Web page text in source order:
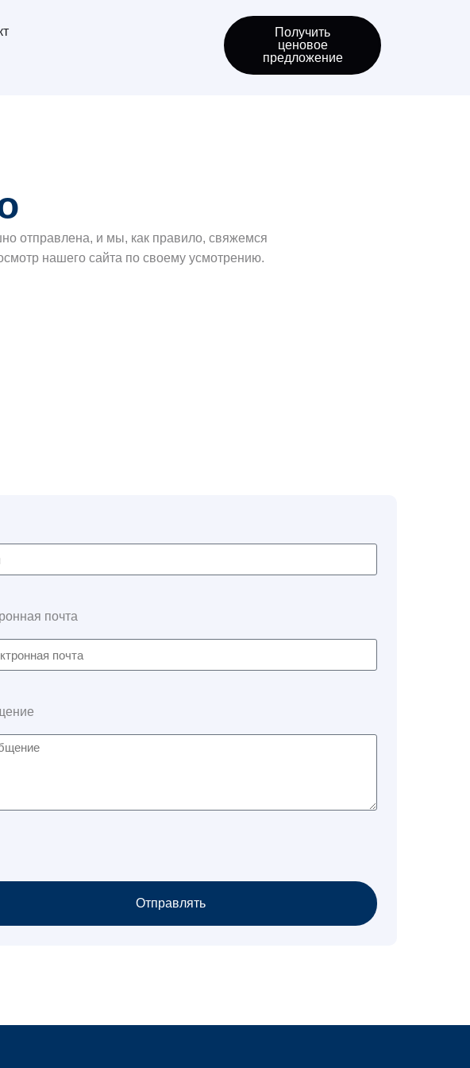
Получить
ценовое
предложение
отправлена, и мы, как правило, свяжемся
нашего сайта по своему усмотрению.
почта
Отправлять